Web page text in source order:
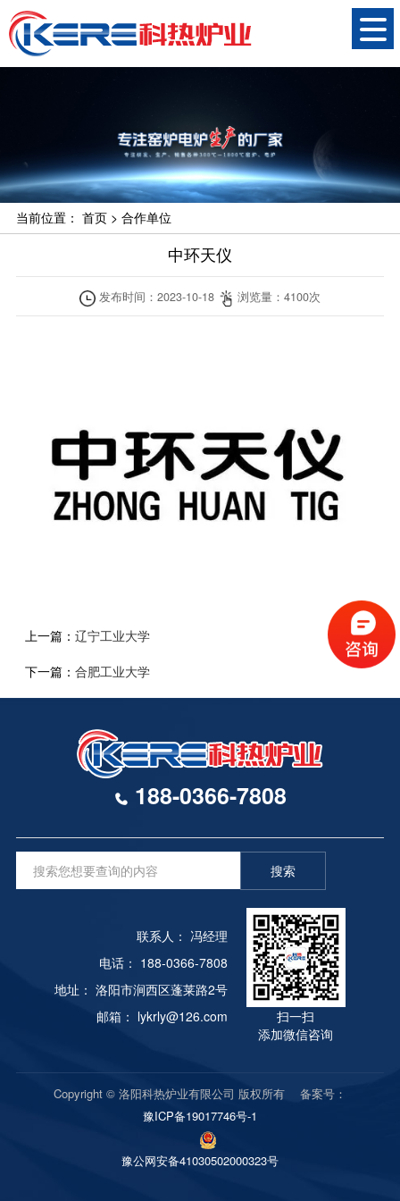
当前位置： 首页> 合作单位
中环天仪
上一篇： 辽宁工业大学
下一篇： 合肥工业大学
188-0366-7808
搜索
联系人： 冯经理
电话： 188-0366-7808
地址： 洛阳市涧西区蓬莱路2号
邮箱： lykrly@126.com
扫一扫
添加微信咨询
Copyright © 洛阳科热炉业有限公司 版权所有 备案号：
豫ICP备19017746号-1
豫公网安备41030502000323号